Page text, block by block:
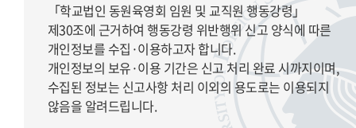
「학교법인 동원육영회 임원 및 교직원 행동강령」
제30조에 근거하여 행동강령 위반행위 신고 양식에 따른
개인정보를 수집·이용하고자 합니다.
개인정보의 보유·이용 기간은 신고 처리 완료 시까지이며,
수집된 정보는 신고사항 처리 이외의 용도로는 이용되지
않음을 알려드립니다.